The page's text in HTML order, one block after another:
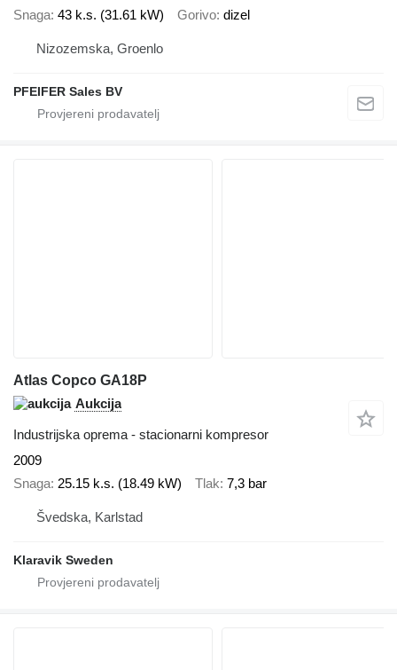
Snaga 43 k.s. (31.61 kW) Gorivo dizel
Nizozemska, Groenlo
PFEIFER Sales BV
Atlas Copco GA18P
Aukcija
Industrijska oprema - stacionarni kompresor
2009
Snaga 25.15 k.s. (18.49 kW) Tlak 7,3 bar
Švedska, Karlstad
Klaravik Sweden